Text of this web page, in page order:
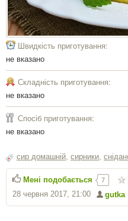
Швидкість приготування:
не вказано
Складність приготування:
не вказано
Спосіб приготування:
не вказано
сир домашній сирники
gutka
28 червня 2017, 21:00
Мені подобається 7